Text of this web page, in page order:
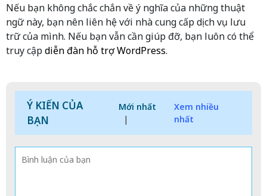
Nếu bạn không chắc chắn về ý nghĩa của những thuật
ngữ này, bạn nên liên hệ với nhà cung cấp dịch vụ lưu
trữ của mình. Nếu bạn vẫn cần giúp đỡ, bạn luôn có thể
truy cậpdiễn đàn hỗ trợ WordPress.
Ý KIẾN CỦA
BẠN
Mới nhất
|
Xem nhiều
nhất